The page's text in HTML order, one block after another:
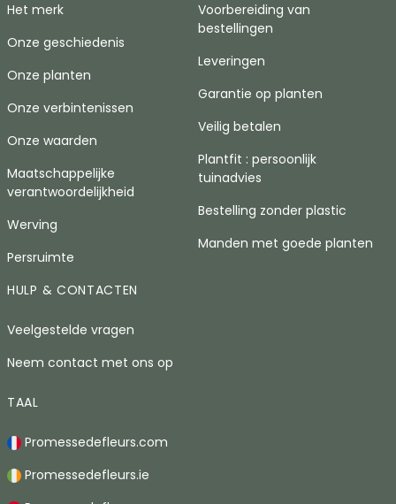
Het merk
Onze geschiedenis
Onze planten
Onze verbintenissen
Onze waarden
Maatschappelijke
verantwoordelijkheid
Werving
Persruimte
Voorbereiding van
bestellingen
Leveringen
Garantie op planten
Veilig betalen
Plantfit : persoonlijk
tuinadvies
Bestelling zonder plastic
Manden met goede planten
HULP & CONTACTEN
Veelgestelde vragen
Neem contact met ons op
TAAL
Promessedefleurs.com
Promessedefleurs.ie